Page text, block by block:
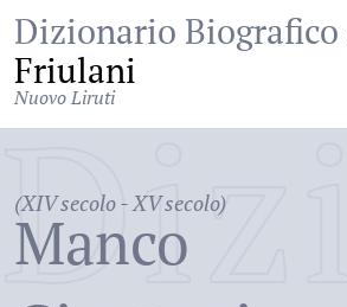
Dizionario Biografico
Friulani
Nuovo Liruti
(XIV secolo - XV secolo)
Manco